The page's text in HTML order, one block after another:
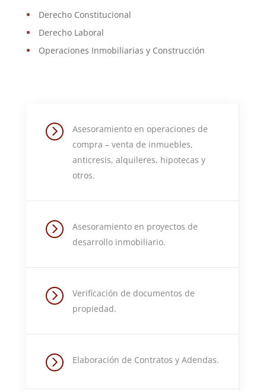
Derecho Constitucional
Derecho Laboral
Operaciones Inmobiliarias y Construcción
=
Asesoramiento en operaciones de
compra – venta de inmuebles,
anticresis, alquileres, hipotecas y
otros.
=
Asesoramiento en proyectos de
desarrollo inmobiliario.
=
Verificación de documentos de
propiedad.
= Elaboración de Contratos y Adendas.